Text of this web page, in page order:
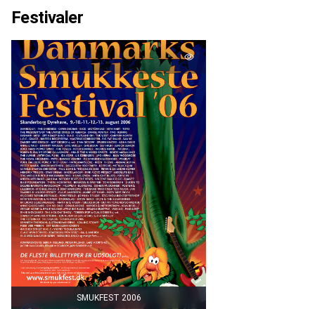
Festivaler
SMUKFEST 2006